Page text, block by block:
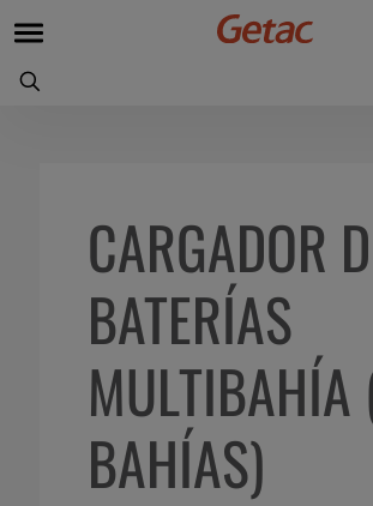
CARGADOR
BATERÍAS
BAHÍAS)